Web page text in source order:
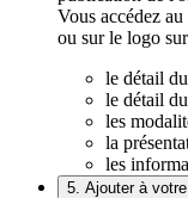
Vous accédez
ou sur le logo
le détail
le détail
les
la
les
5. Ajouter à